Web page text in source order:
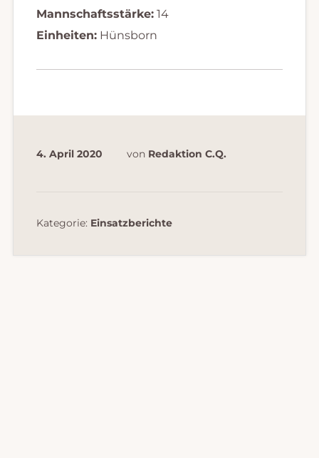
Mannschaftsstärke:14
Einheiten:Hünsborn
4. April 2020 von Redaktion C.Q.
Kategorie: Einsatzberichte